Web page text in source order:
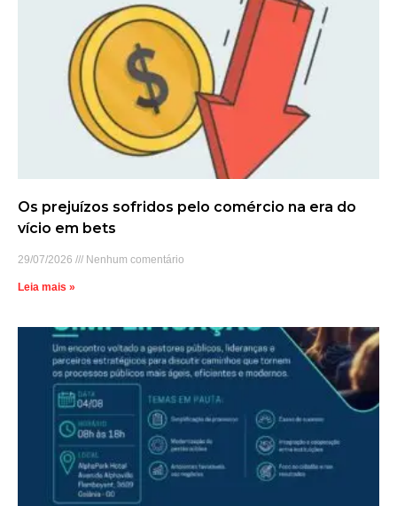
Os prejuízos sofridos pelo comércio na era do
vício em bets
29/07/2026 Nenhum comentário
Leia mais »